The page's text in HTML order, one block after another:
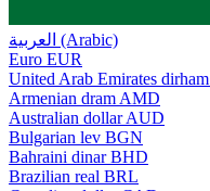
العربية (Arabic)
Euro EUR
United Arab Emirates dirham
Armenian dram AMD
Australian dollar AUD
Bulgarian lev BGN
Bahraini dinar BHD
Brazilian real BRL